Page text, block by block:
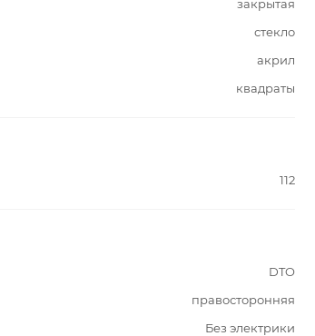
закрытая
стекло
акрил
квадраты
112
DTO
правосторонняя
Без электрики